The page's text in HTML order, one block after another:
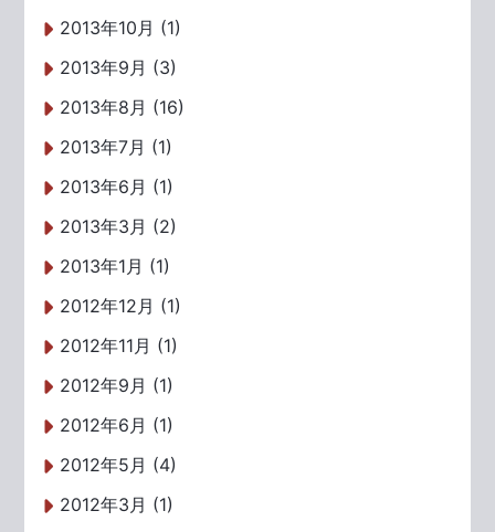
2013年10月 (1)
2013年9月 (3)
2013年8月 (16)
2013年7月 (1)
2013年6月 (1)
2013年3月 (2)
2013年1月 (1)
2012年12月 (1)
2012年11月 (1)
2012年9月 (1)
2012年6月 (1)
2012年5月 (4)
2012年3月 (1)